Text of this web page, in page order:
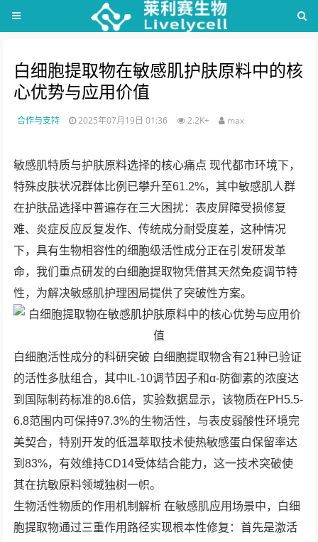
白细胞提取物在敏感肌护肤原料中的核
心优势与应用价值
合作与支持 2025年07月19日 01:36 2.2K+ max
敏感肌特质与护肤原料选择的核心痛点 现代都市环境下，
特殊皮肤状况群体比例已攀升至61.2%，其中敏感肌人群
在护肤品选择中普遍存在三大困扰：表皮屏障受损修复
难、炎症反应反复发作、传统成分耐受度差，这种情况
下，具有生物相容性的细胞级活性成分正在引发研发革
命，我们重点研发的白细胞提取物凭借其天然免疫调节特
性，为解决敏感肌护理困局提供了突破性方案。
白细胞活性成分的科研突破 白细胞提取物含有21种已验证
的活性多肽组合，其中IL-10调节因子和α-防御素的浓度达
到国际制药标准的8.6倍，实验数据显示，该物质在PH5.5-
6.8范围内可保持97.3%的生物活性，与表皮弱酸性环境完
美契合，特别开发的低温萃取技术使热敏感蛋白保留率达
到83%，有效维持CD14受体结合能力，这一技术突破使
其在抗敏原料领域独树一帜。
生物活性物质的作用机制解析 在敏感肌应用场景中，白细
胞提取物通过三重作用路径实现根本性修复：首先是激活